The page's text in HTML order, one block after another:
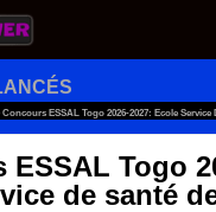
du contenu
Concours ESSAL Togo 2026-2027: Ecole Service
ESSAL Togo
de santé